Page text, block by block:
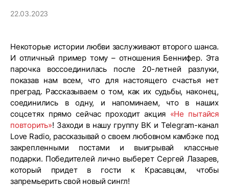
22.03.2023
Некоторые истории любви заслуживают второго шанса.
И отличный пример тому – отношения Беннифер. Эта
парочка воссоединилась после 20-летней разлуки,
показав нам всем, что для настоящего счастья нет
преград. Рассказываем о том, как их судьбы, наконец,
соединились в одну, и напоминаем, что в наших
соцсетях прямо сейчас проходит акция «Не пытайся
повторить»! Заходи в нашу группу ВК и Telegram-канал
Love Radio, рассказывай о своем любовном камбэке под
закрепленными постами и выигрывай классные
подарки. Победителей лично выберет Сергей Лазарев,
который придет в гости к Красавцам, чтобы
запремьерить свой новый сингл!